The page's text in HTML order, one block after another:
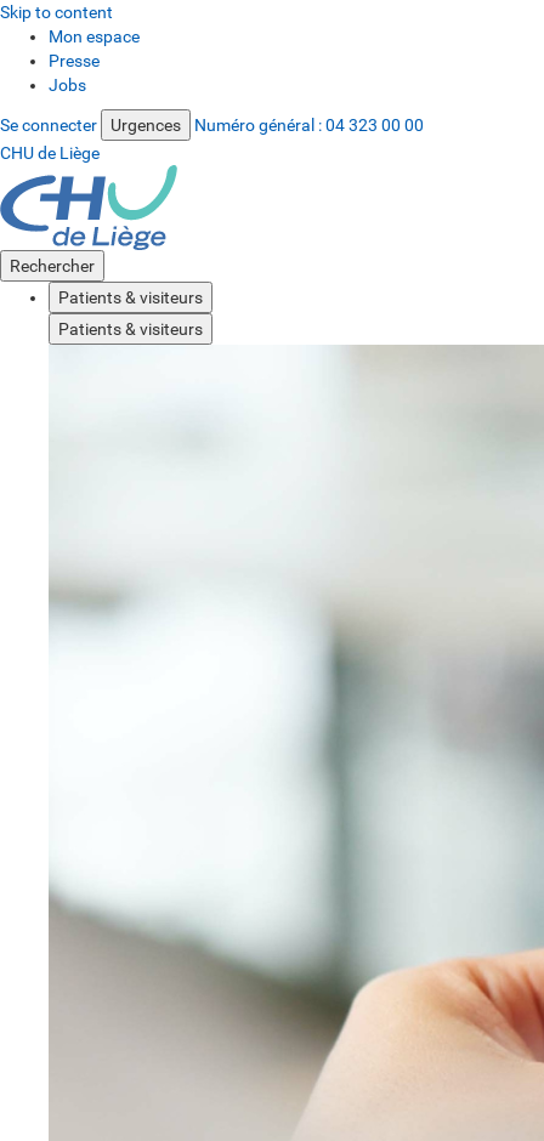
Skip to content
Mon espace
Presse
Jobs
Se connecter Urgences Numéro général :04 323 00 00
CHU de Liège
Rechercher
Patients & visiteurs
Patients & visiteurs